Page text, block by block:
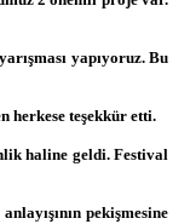
yapıyoruz. Bu
herkese teşekkür etti.
haline geldi. Festival
pekişmesine